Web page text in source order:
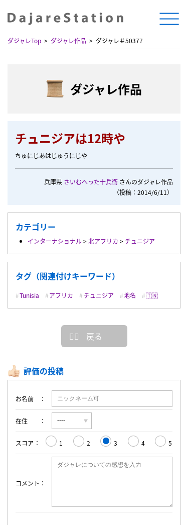
ダジャレTop ダジャレ作品 ダジャレ＃50377
ダジャレ作品
チュニジアは12時や
ちゅにじあはじゅうにじや
兵庫県 さいむへった十兵衛 さんのダジャレ作品
（投稿：2014/6/11）
カテゴリー
インターナショナル>北アフリカ > チュニジア
タグ（関連付けキーワード）
Tunisia アフリカ チュニジア 地名 🇹🇳
戻る
評価の投稿
お名前
在住
スコア 1 2 3 4 5
コメント